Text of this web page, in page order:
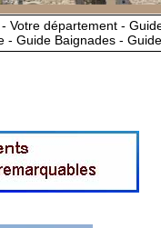
Votre département -
- Guide Baignades -